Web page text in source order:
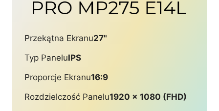
Przekątna Ekranu27"
Typ PaneluIPS
Proporcje Ekranu16:9
Rozdzielczość Panelu1920 x 1080 (FHD)